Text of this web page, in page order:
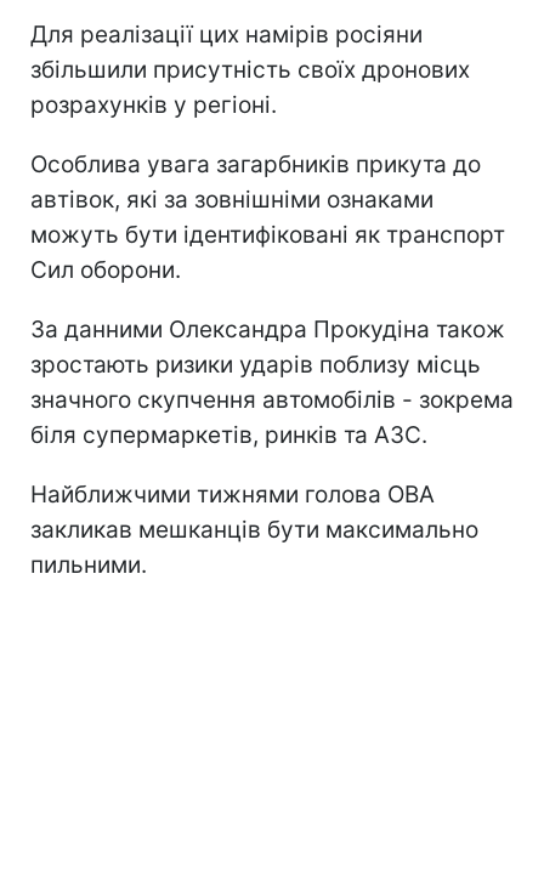
Для реалізації цих намірів росіяни
збільшили присутність своїх дронових
розрахунків у регіоні.
Особлива увага загарбників прикута до
автівок, які за зовнішніми ознаками
можуть бути ідентифіковані як транспорт
Сил оборони.
За данними Олександра Прокудіна також
зростають ризики ударів поблизу місць
значного скупчення автомобілів - зокрема
біля супермаркетів, ринків та АЗС.
Найближчими тижнями голова ОВА
закликав мешканців бути максимально
пильними.